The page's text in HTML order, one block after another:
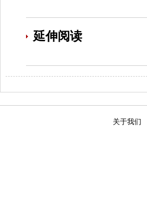
延伸阅读
关于我们